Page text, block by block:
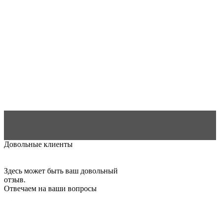
Довольные клиенты
Здесь может быть ваш довольный
отзыв.
Отвечаем на ваши вопросы